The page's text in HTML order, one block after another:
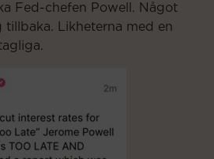
Fed-chefen Powell. Något
tillbaka. Likheterna med en